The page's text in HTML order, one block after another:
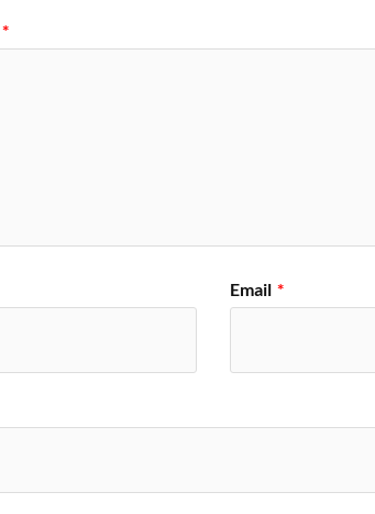
*
Email *